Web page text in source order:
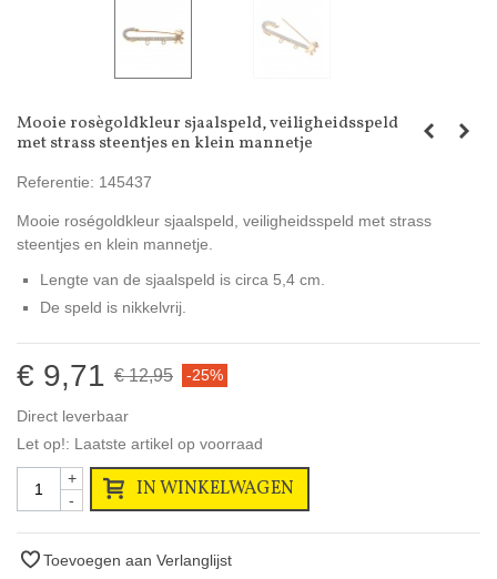
Mooie rosègoldkleur sjaalspeld, veiligheidsspeld
met strass steentjes en klein mannetje
Referentie: 145437
Mooie roségoldkleur sjaalspeld, veiligheidsspeld met strass
steentjes en klein mannetje.
Lengte van de sjaalspeld is circa 5,4 cm.
De speld is nikkelvrij.
€ 9,71 € 12,95 -25%
Direct leverbaar
Let op!: Laatste artikel op voorraad
-
+ IN WINKELWAGEN
Toevoegen aan Verlanglijst